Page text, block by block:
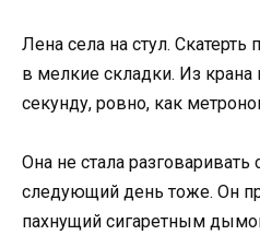
Лена села на стул. Скатерть
в мелкие складки. Из крана
секунду, ровно, как
Она не стала разговаривать
следующий день тоже. Он
пахнущий сигаретным